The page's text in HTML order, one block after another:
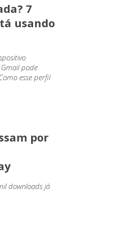
7
usando
pode
esse perfil
por
downloads já